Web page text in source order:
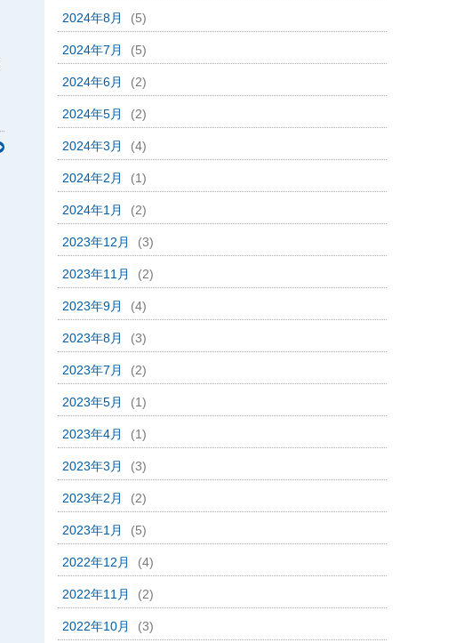
2024年8月 (5)
2024年7月 (5)
2024年6月 (2)
2024年5月 (2)
2024年3月 (4)
2024年2月 (1)
2024年1月 (2)
2023年12月 (3)
2023年11月 (2)
2023年9月 (4)
2023年8月 (3)
2023年7月 (2)
2023年5月 (1)
2023年4月 (1)
2023年3月 (3)
2023年2月 (2)
2023年1月 (5)
2022年12月 (4)
2022年11月 (2)
2022年10月 (3)